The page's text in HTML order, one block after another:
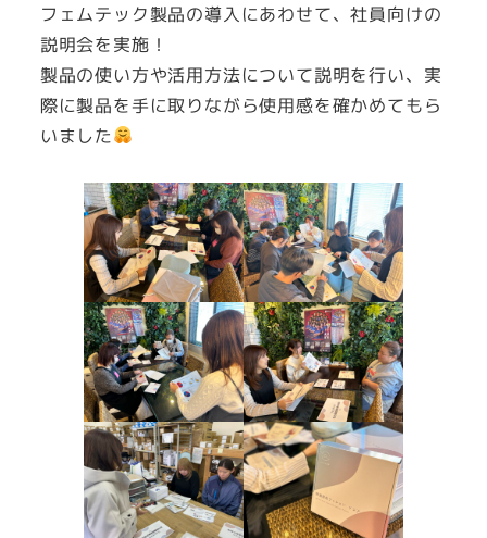
フェムテック製品の導入にあわせて、社員向けの
説明会を実施！
製品の使い方や活用方法について説明を行い、実
際に製品を手に取りながら使用感を確かめてもら
いました